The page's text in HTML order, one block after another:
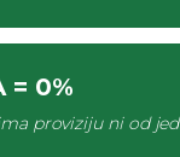
= 0%
proviziju ni od